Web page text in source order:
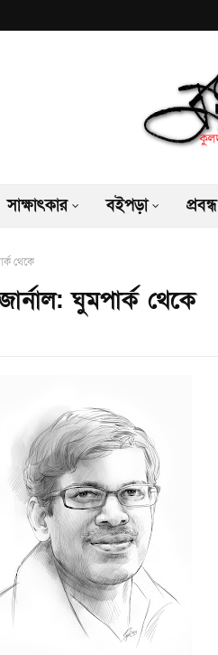
সাক্ষাৎকার বইপড়া প্রবন্ধ
থেকে
ঘুমপার্ক থেকে